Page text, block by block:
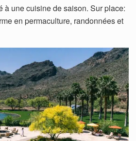
à une cuisine de saison. Sur place:
en permaculture, randonnées et